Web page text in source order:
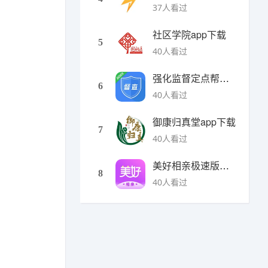
37人看过
5
社区学院app下载
40人看过
6
强化监督定点帮扶下载
40人看过
7
御康归真堂app下载
40人看过
8
美好相亲极速版下载
40人看过